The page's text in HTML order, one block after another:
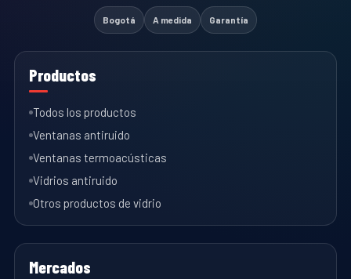
Bogotá A medida Garantía
Productos
Todos los productos
Ventanas antiruido
Ventanas termoacústicas
Vidrios antiruido
Otros productos de vidrio
Mercados